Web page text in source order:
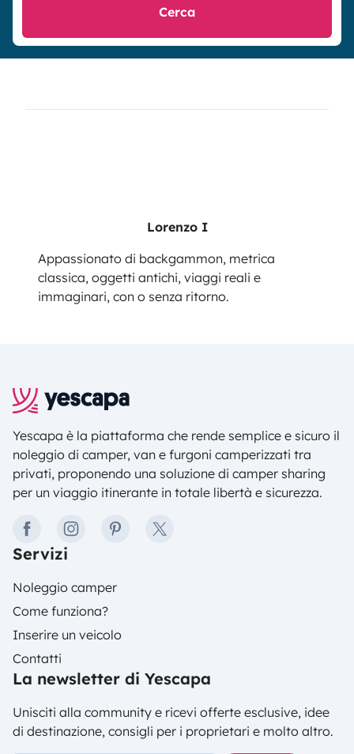
Cerca
Lorenzo I
Appassionato di backgammon, metrica
classica, oggetti antichi, viaggi reali e
immaginari, con o senza ritorno.
Yescapa è la piattaforma che rende semplice e sicuro il
noleggio di camper, van e furgoni camperizzati tra
privati, proponendo una soluzione di camper sharing
per un viaggio itinerante in totale libertà e sicurezza.
facebookinstagrampinteresttwitter
Servizi
Noleggio camper
Come funziona?
Inserire un veicolo
Contatti
La newsletter di Yescapa
Unisciti alla community e ricevi offerte esclusive, idee
di destinazione, consigli per i proprietari e molto altro.